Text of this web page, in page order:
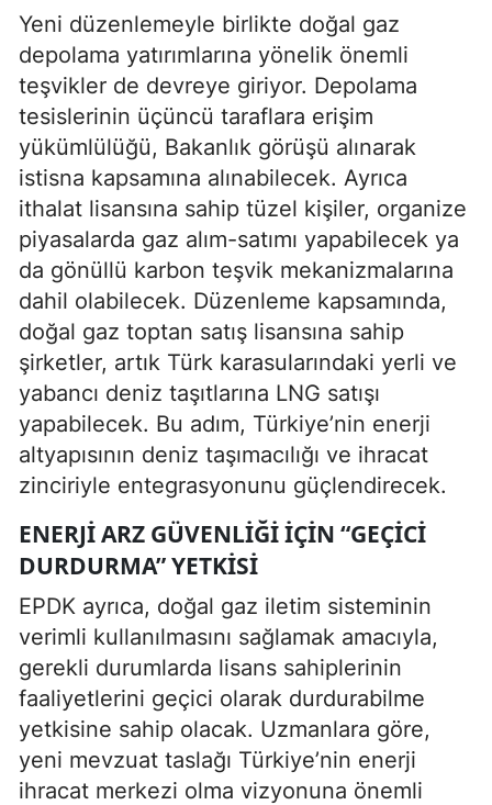
Yeni düzenlemeyle birlikte doğal gaz
depolama yatırımlarına yönelik önemli
teşvikler de devreye giriyor. Depolama
tesislerinin üçüncü taraflara erişim
yükümlülüğü, Bakanlık görüşü alınarak
istisna kapsamına alınabilecek. Ayrıca
ithalat lisansına sahip tüzel kişiler, organize
piyasalarda gaz alım-satımı yapabilecek ya
da gönüllü karbon teşvik mekanizmalarına
dahil olabilecek. Düzenleme kapsamında,
doğal gaz toptan satış lisansına sahip
şirketler, artık Türk karasularındaki yerli ve
yabancı deniz taşıtlarına LNG satışı
yapabilecek. Bu adım, Türkiye’nin enerji
altyapısının deniz taşımacılığı ve ihracat
zinciriyle entegrasyonunu güçlendirecek.
ENERJI ARZ GÜVENLIĞI IÇIN “GEÇICI
DURDURMA” YETKISI
EPDK ayrıca, doğal gaz iletim sisteminin
verimli kullanılmasını sağlamak amacıyla,
gerekli durumlarda lisans sahiplerinin
faaliyetlerini geçici olarak durdurabilme
yetkisine sahip olacak. Uzmanlara göre,
yeni mevzuat taslağı Türkiye’nin enerji
ihracat merkezi olma vizyonuna önemli